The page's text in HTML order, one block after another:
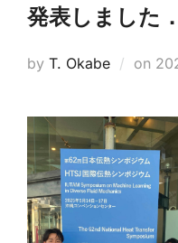
発表しました．
by T. Okabe on